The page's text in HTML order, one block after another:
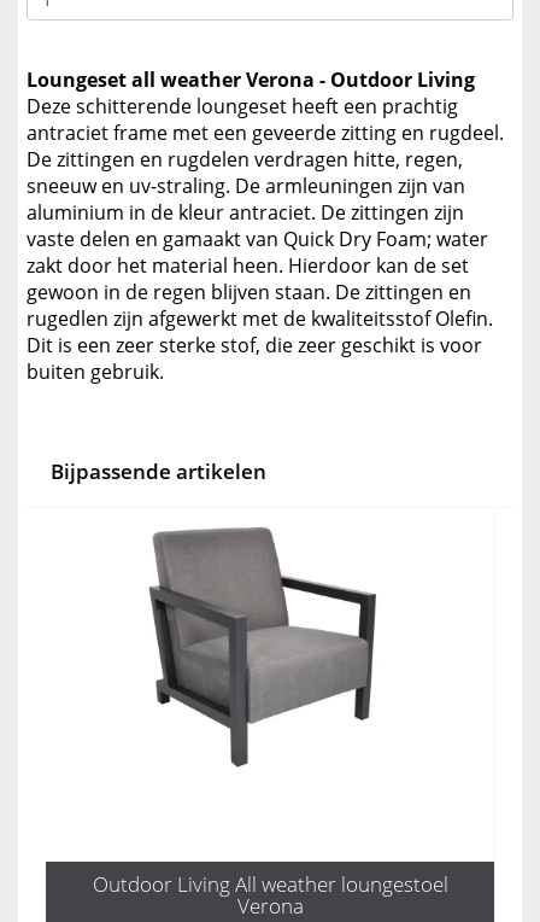
Loungeset all weather Verona - Outdoor Living
Deze schitterende loungeset heeft een prachtig
antraciet frame met een geveerde zitting en rugdeel.
De zittingen en rugdelen verdragen hitte, regen,
sneeuw en uv-straling. De armleuningen zijn van
aluminium in de kleur antraciet. De zittingen zijn
vaste delen en gamaakt van Quick Dry Foam; water
zakt door het material heen. Hierdoor kan de set
gewoon in de regen blijven staan. De zittingen en
rugedlen zijn afgewerkt met de kwaliteitsstof Olefin.
Dit is een zeer sterke stof, die zeer geschikt is voor
buiten gebruik.
Bijpassende artikelen
Outdoor Living All weather loungestoel
Verona